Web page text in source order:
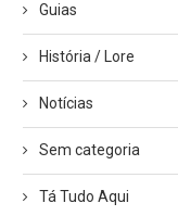
Guias
História / Lore
Notícias
Sem categoria
Tá Tudo Aqui